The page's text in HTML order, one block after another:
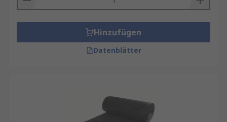
Hinzufügen
Datenblätter